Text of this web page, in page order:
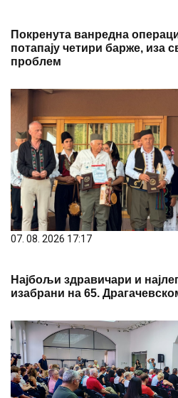
Покренута ванредна
потапају четири барже, иза
проблем
07. 08. 2026 17:17
Најбољи здравичари и
изабрани на 65.